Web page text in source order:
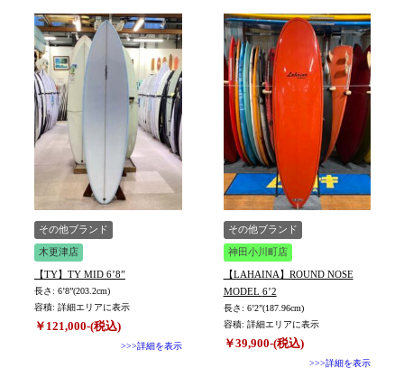
その他ブランド
木更津店
【TY】TY MID 6’8”
長さ: 6’8”(203.2cm)
容積: 詳細エリアに表示
￥121,000-(税込)
>>>詳細を表示
その他ブランド
神田小川町店
【LAHAINA】ROUND NOSE
MODEL 6’2
長さ: 6’2”(187.96cm)
容積: 詳細エリアに表示
￥39,900-(税込)
>>>詳細を表示